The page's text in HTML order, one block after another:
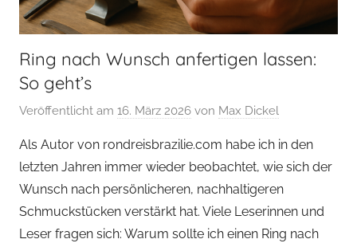
Ring nach Wunsch anfertigen lassen:
So geht’s
Veröffentlicht am 16. März 2026 von Max Dickel
Als Autor von rondreisbrazilie.com habe ich in den
letzten Jahren immer wieder beobachtet, wie sich der
Wunsch nach persönlicheren, nachhaltigeren
Schmuckstücken verstärkt hat. Viele Leserinnen und
Leser fragen sich: Warum sollte ich einen Ring nach